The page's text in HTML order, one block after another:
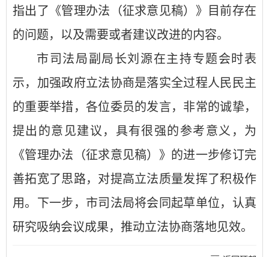
指出了《管理办法（征求意见稿）》目前存在
的问题，以及需要或者建议改进的内容。
市司法局副局长刘源在主持专题会时表
示，加强政府立法协商是落实全过程人民民主
的重要举措，各位委员的发言，非常的诚挚，
提出的意见建议，具有很强的参考意义，为
《管理办法（征求意见稿）》的进一步修订完
善拓宽了思路，对提高立法质量发挥了积极作
用。下一步，市司法局将会同起草单位，认真
研究吸纳会议成果，推动立法协商落地见效。